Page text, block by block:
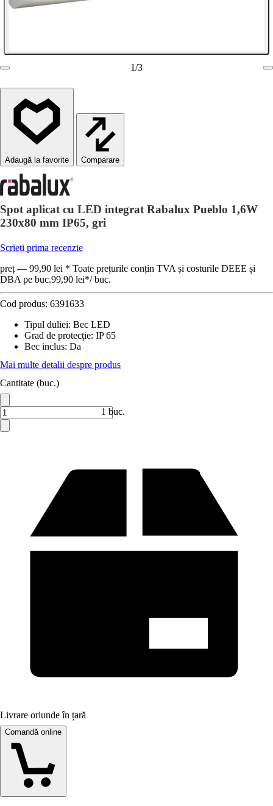
1/3
Comparare
Spot aplicat cu LED integrat Rabalux Pueblo 1,6W
230x80 mm IP65, gri
Scrieți prima recenzie
preț — 99,90 lei * Toate prețurile conțin TVA și costurile DEEE și
DBA pe buc.99,90 lei*/ buc.
Cod produs: 6391633
Tipul duliei: Bec LED
Grad de protecție: IP 65
Bec inclus: Da
Mai multe detalii despre produs
Cantitate (buc.)
1 buc.
Livrare oriunde în țară
Comandă online